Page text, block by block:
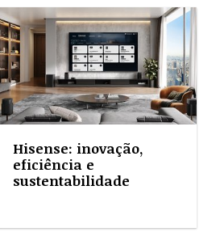
Hisense: inovação,
eficiência e
sustentabilidade